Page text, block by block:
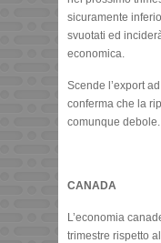
sicuramente
svuotati ed
economica.
Scende l’export
conferma che la
comunque debole.
CANADA
L’economia
trimestre rispetto al